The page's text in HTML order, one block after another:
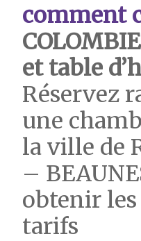
comment
et table
Réservez
une
la ville de
–
obtenir
tarifs